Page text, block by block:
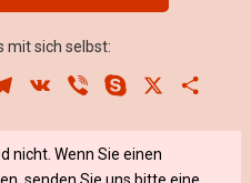
mit sich selbst:
Telegram
VK Viber Skype
nicht. Wenn Sie einen